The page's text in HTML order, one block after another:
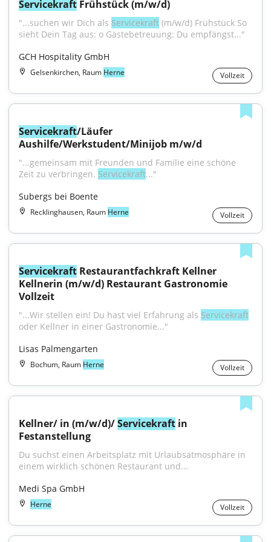
Servicekraft Frühstück (m/w/d)
"...suchen wir Dich als Servicekraft (m/w/d) Frühstück So
sieht Dein Tag aus: o Gästebetreuung: Du empfängst..."
GCH Hospitality GmbH
Gelsenkirchen, Raum Herne Vollzeit
Servicekraft/Läufer
Aushilfe/Werkstudent/Minijob m/w/d
"...gemeinsam mit Freunden und Familie eine schöne
Zeit zu verbringen. Servicekraft..."
Subergs bei Boente
Recklinghausen, Raum Herne Vollzeit
Servicekraft Restaurantfachkraft Kellner
Kellnerin (m/w/d) Restaurant Gastronomie
Vollzeit
"...Wir stellen ein! Du hast viel Erfahrung als Servicekraft
oder Kellner in einer Gastronomie..."
Lisas Palmengarten
Bochum, Raum Herne Vollzeit
Kellner/ in (m/w/d)/ Servicekraft in
Festanstellung
Du suchst einen Arbeitsplatz mit Urlaubsatmosphäre in
einem wirklich schönen Restaurant und...
Medi Spa GmbH
Herne Vollzeit